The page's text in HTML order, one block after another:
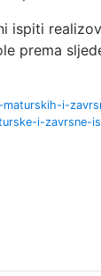
ispiti
prema
maturskih-i-
i-zavrsne-